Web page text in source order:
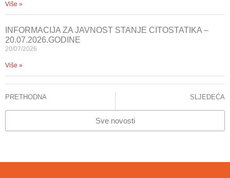
Više »
INFORMACIJA ZA JAVNOST STANJE CITOSTATIKA –
20.07.2026.GODINE
20/07/2026
Više »
PRETHODNA SLJEDEĆA
Sve novosti